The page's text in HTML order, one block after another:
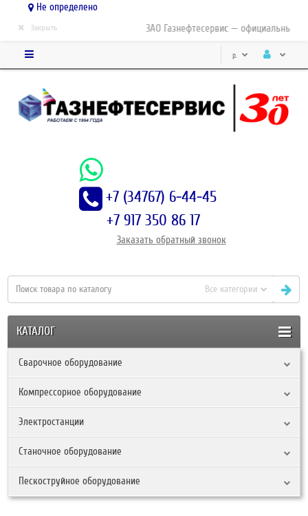
Не определено
ЗАО Газнефтесервис — официальный
× Закрыть
р.
+7 (34767) 6-44-45
+7 917 350 86 17
Заказать обратный звонок
Все категории
КАТАЛОГ
Сварочное оборудование
Компрессорное оборудование
Электростанции
Станочное оборудование
Пескоструйное оборудование